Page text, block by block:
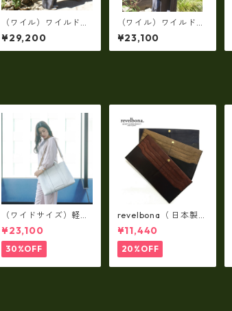
（ワイル）ワイルドシ
ュリンクレザー2WAY
ショルダーバッグ XL
（日本製）RM-21045
¥29,200
（ワイル）ワイルドシ
ュリンクレザー2WAY
ショルダーバッグ（日
本製）RM-210451
¥23,100
（ワイドサイズ）軽
量・牛革製品・2WAY
ヌメ革トートバッグ
（A3サイズ/日本製）
(高収納）ir-02G
¥23,100
30%OFF
revelbona（ 日本製）
国産牛革製・お札入
れ ロングウォレッ
ト rl-001
¥11,440
20%OFF